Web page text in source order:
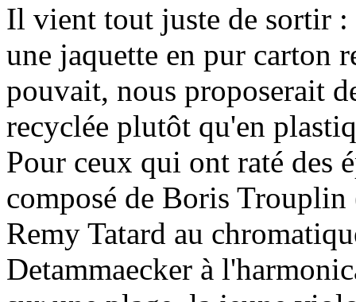
Il vient tout juste de sortir :
une jaquette en pur carton
pouvait, nous proposerait
recyclée plutôt qu'en
Pour ceux qui ont raté des
composé de Boris
Remy Tatard au
Detammaecker à